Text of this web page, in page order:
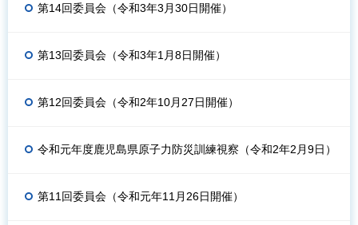
第14回委員会（令和3年3月30日開催）
第13回委員会（令和3年1月8日開催）
第12回委員会（令和2年10月27日開催）
令和元年度鹿児島県原子力防災訓練視察（令和2年2月9日）
第11回委員会（令和元年11月26日開催）